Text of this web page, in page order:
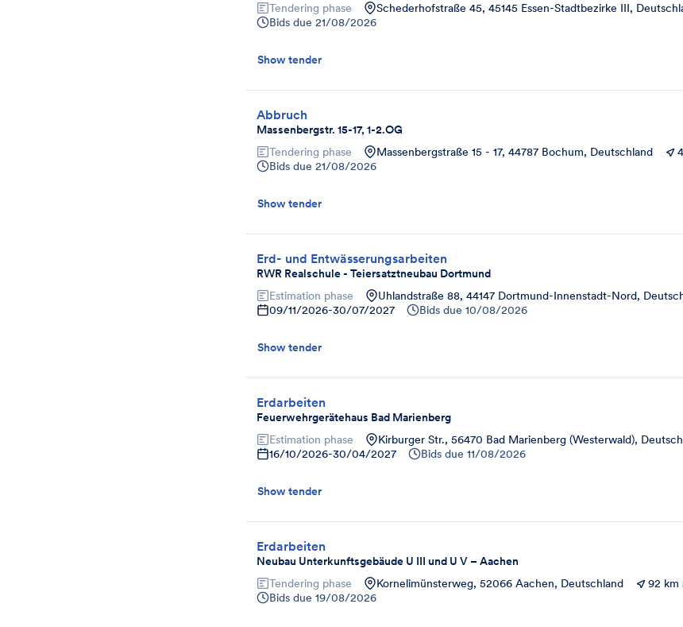
Tendering phase Schederhofstraße 45, 45145 Essen-Stadtbezirke III,
Bids due 21/08/2026
Show tender
Abbruch
Massenbergstr. 15-17, 1-2.OG
Tendering phase Massenbergstraße 15 - 17, 44787 Bochum, Deutschland
Bids due 21/08/2026
Show tender
Erd- und Entwässerungsarbeiten
RWR Realschule - Teiersatztneubau Dortmund
Estimation phase Uhlandstraße 88, 44147 Dortmund-Innenstadt-Nord,
09/11/2026-30/07/2027 Bids due 10/08/2026
Show tender
Erdarbeiten
Feuerwehrgerätehaus Bad Marienberg
Estimation phase Kirburger Str., 56470 Bad Marienberg (Westerwald),
16/10/2026-30/04/2027 Bids due 11/08/2026
Show tender
Erdarbeiten
Neubau Unterkunftsgebäude U III und U V – Aachen
Tendering phase Kornelimünsterweg, 52066 Aachen, Deutschland
92 km
Bids due 19/08/2026